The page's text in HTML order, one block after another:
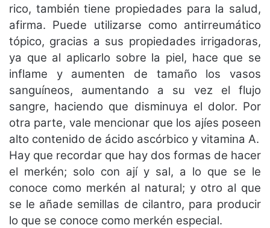
rico, también tiene propiedades para la salud,
afirma. Puede utilizarse como antirreumático
tópico, gracias a sus propiedades irrigadoras,
ya que al aplicarlo sobre la piel, hace que se
inflame y aumenten de tamaño los vasos
sanguíneos, aumentando a su vez el flujo
sangre, haciendo que disminuya el dolor. Por
otra parte, vale mencionar que los ajíes poseen
alto contenido de ácido ascórbico y vitamina A.
Hay que recordar que hay dos formas de hacer
el merkén; solo con ají y sal, a lo que se le
conoce como merkén al natural; y otro al que
se le añade semillas de cilantro, para producir
lo que se conoce como merkén especial.